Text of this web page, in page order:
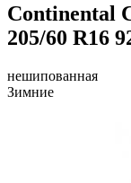
Continental
205/60 R16
нешипованная
Зимние